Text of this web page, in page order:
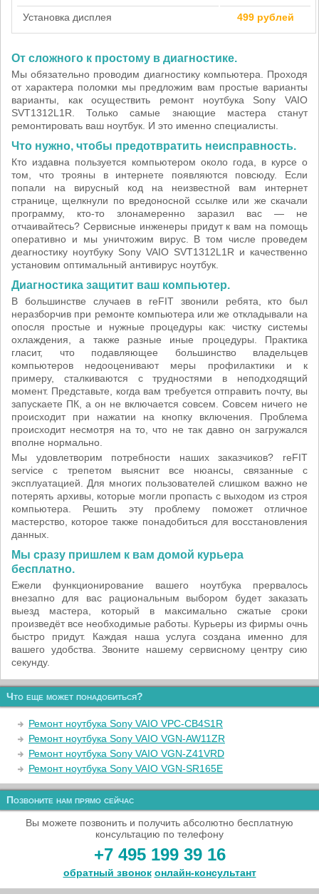
Установка дисплея 499 рублей
От сложного к простому в диагностике.
Мы обязательно проводим диагностику компьютера. Проходя
от характера поломки мы предложим вам простые варианты
варианты, как осуществить ремонт ноутбука Sony VAIO
SVT1312L1R. Только самые знающие мастера станут
ремонтировать ваш ноутбук. И это именно специалисты.
Что нужно, чтобы предотвратить неисправность.
Кто издавна пользуется компьютером около года, в курсе о
том, что трояны в интернете появляются повсюду. Если
попали на вирусный код на неизвестной вам интернет
странице, щелкнули по вредоносной ссылке или же скачали
программу, кто-то злонамеренно заразил вас — не
отчаивайтесь? Сервисные инженеры придут к вам на помощь
оперативно и мы уничтожим вирус. В том числе проведем
деагностику ноутбуку Sony VAIO SVT1312L1R и качественно
установим оптимальный антивирус ноутбук.
Диагностика защитит ваш компьютер.
В большинстве случаев в reFIT звонили ребята, кто был
неразборчив при ремонте компьютера или же откладывали на
опосля простые и нужные процедуры как: чистку системы
охлаждения, а также разные иные процедуры. Практика
гласит, что подавляющее большинство владельцев
компьютеров недооценивают меры профилактики и к
примеру, сталкиваются с трудностями в неподходящий
момент. Представьте, когда вам требуется отправить почту, вы
запускаете ПК, а он не включается совсем. Совсем ничего не
происходит при нажатии на кнопку включения. Проблема
происходит несмотря на то, что не так давно он загружался
вполне нормально.
Мы удовлетворим потребности наших заказчиков? reFIT
service с трепетом выяснит все нюансы, связанные с
эксплуатацией. Для многих пользователей слишком важно не
потерять архивы, которые могли пропасть с выходом из строя
компьютера. Решить эту проблему поможет отличное
мастерство, которое также понадобиться для восстановления
данных.
Мы сразу пришлем к вам домой курьера
бесплатно.
Ежели функционирование вашего ноутбука прервалось
внезапно для вас рациональным выбором будет заказать
выезд мастера, который в максимально сжатые сроки
произведёт все необходимые работы. Курьеры из фирмы очнь
быстро придут. Каждая наша услуга создана именно для
вашего удобства. Звоните нашему сервисному центру сию
секунду.
Что еще может понадобиться?
Ремонт ноутбука Sony VAIO VPC-CB4S1R
Ремонт ноутбука Sony VAIO VGN-AW11ZR
Ремонт ноутбука Sony VAIO VGN-Z41VRD
Ремонт ноутбука Sony VAIO VGN-SR165E
Позвоните нам прямо сейчас
Вы можете позвонить и получить абсолютно бесплатную
консультацию по телефону
+7 495 199 39 16
обратный звонок онлайн‑консультант